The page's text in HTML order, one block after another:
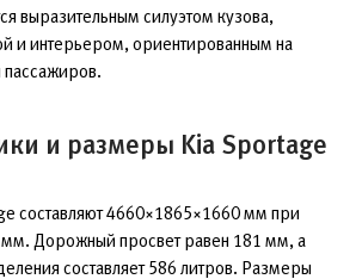
выразительным силуэтом кузова,
и интерьером, ориентированным на
и размеры Kia Sportage
составляют 4660×1865×1660 мм при
мм. Дорожный просвет равен 181 мм, а
составляет 586 литров. Размеры